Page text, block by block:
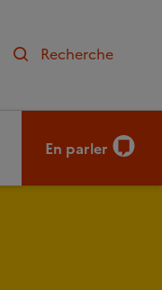
Recherche
En parler